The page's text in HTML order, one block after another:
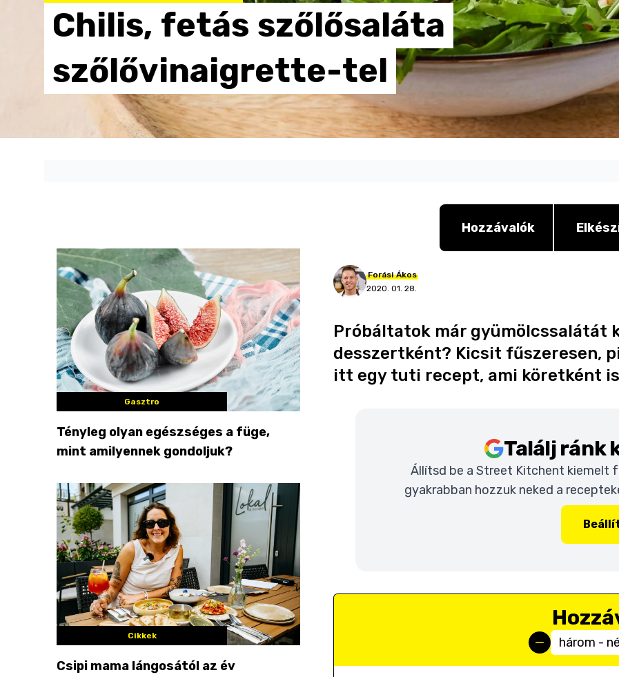
Chilis, fetás szőlősaláta
szőlővinaigrette-tel
Gasztro
Tényleg olyan egészséges a füge,
mint amilyennek gondoljuk?
Cikkek
Csipi mama lángosától az év
Hozzávalók
Forási Ákos
2020. 01. 28.
Próbáltatok már gyümölcssalátát
desszertként? Kicsit fűszeresen,
itt egy tuti recept, ami köretként
Találj ránk
Állítsd be a Street Kitchent kiemelt
gyakrabban hozzuk neked a
három -